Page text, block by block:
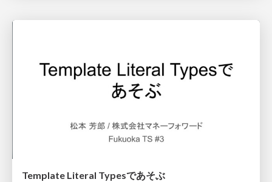
Template Literal Typesであそぶ